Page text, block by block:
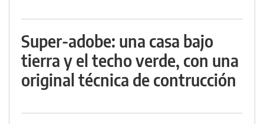
Super-adobe: una casa bajo
tierra y el techo verde, con una
original técnica de contrucción